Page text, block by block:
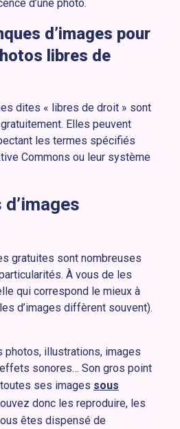
d’une photo.
d’images pour
libres de
dites « libres de droit » sont
Elles peuvent
les termes spécifiés
Commons ou leur système
gratuites sont nombreuses
À vous de les
qui correspond le mieux à
d’images diffèrent souvent).
photos, illustrations, images
sonores… Son gros point
ses images sous
donc les reproduire, les
êtes dispensé de